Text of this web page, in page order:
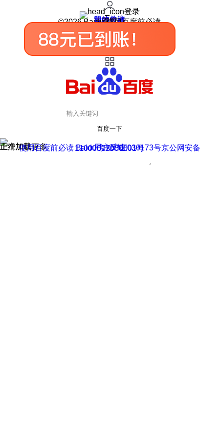
登录
我的关注
我的收藏
皮肤中心
用户反馈
设置
©2026 Baidu 使用百度前必读
百度一下
正在加载
上滑加载更多 用户反馈
使用百度前必读 Baidu 京ICP证030173号
京公网安备11000002000001号